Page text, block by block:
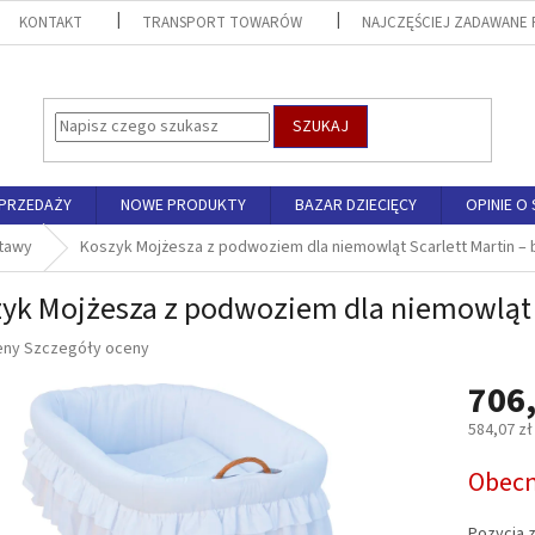
KONTAKT TRANSPORT TOWARÓW NAJCZĘŚCIEJ ZADAWANE
SZUKAJ
NOWE PRODUKTY BAZAR DZIECIĘCY OPINIE O
Koszyk Mojżesza z podwoziem dla niemowląt Scarlett Martin –
Mojżesza z podwoziem dla
Szczegóły oceny
584,07